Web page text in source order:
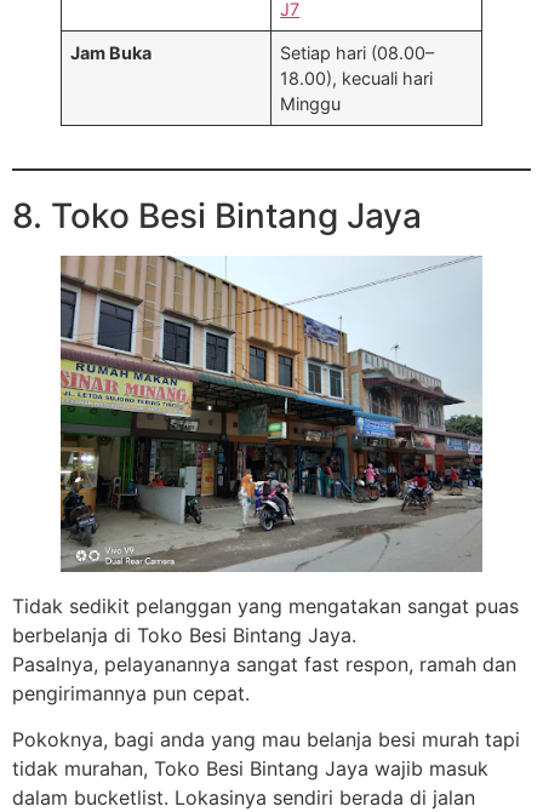
J7
Jam Buka
Setiap hari (08.00–
18.00), kecuali hari
Minggu
8. Toko Besi Bintang Jaya
Tidak sedikit pelanggan yang mengatakan sangat puas
berbelanja di Toko Besi Bintang Jaya.
Pasalnya, pelayanannya sangat fast respon, ramah dan
pengirimannya pun cepat.
Pokoknya, bagi anda yang mau belanja besi murah tapi
tidak murahan, Toko Besi Bintang Jaya wajib masuk
dalam bucketlist. Lokasinya sendiri berada di jalan